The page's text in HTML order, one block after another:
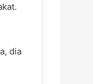
dia